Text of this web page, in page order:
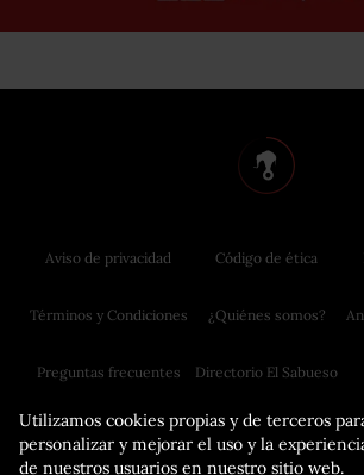
Utilizamos cookies propias y de terceros
personalizar y mejorar el uso y la
de nuestros usuarios en nuestro sitio web.
Aviso de privacidad
Términos y Condiciones
Preguntas frecuentes
Código de ética
¿Quiénes somos?
Directorio El Sabueso